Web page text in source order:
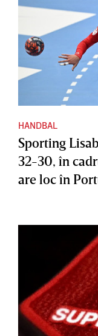
HANDBAL
Sporting
32-30, în
are loc în